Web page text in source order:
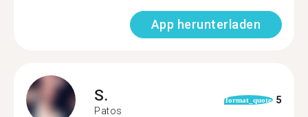
App herunterladen
S.
Patos
format_quote 5